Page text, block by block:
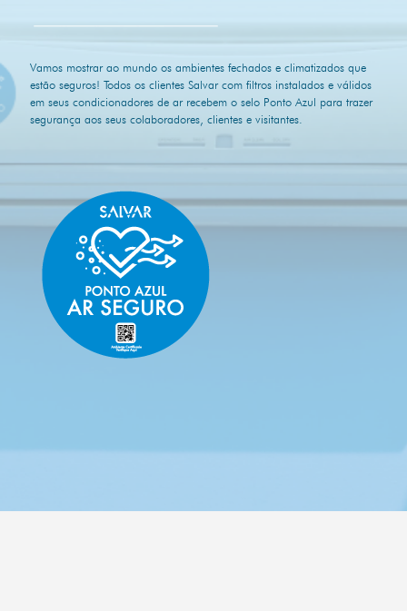
Vamos mostrar ao mundo os ambientes fechados e climatizados que
estão seguros! Todos os clientes Salvar com filtros instalados e válidos
em seus condicionadores de ar recebem o selo Ponto Azul para trazer
segurança aos seus colaboradores, clientes e visitantes.